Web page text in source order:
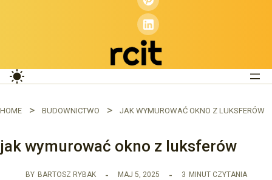
HOME BUDOWNICTWO JAK WYMUROWAĆ OKNO Z LUKSFERÓW
jak wymurować okno z luksferów
BY BARTOSZ RYBAK MAJ 5, 2025 3 MINUT CZYTANIA